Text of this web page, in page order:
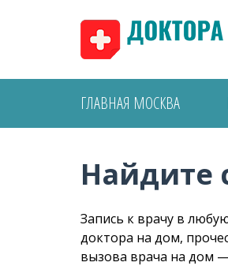
ГЛАВНАЯ МОСКВА
Найдите
Запись к врачу в
доктора на дом,
вызова врача на дом